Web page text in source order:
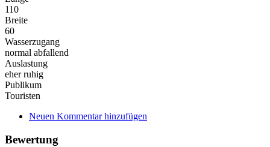
110
Breite
60
Wasserzugang
normal abfallend
Auslastung
eher ruhig
Publikum
Touristen
Neuen Kommentar hinzufügen
Bewertung